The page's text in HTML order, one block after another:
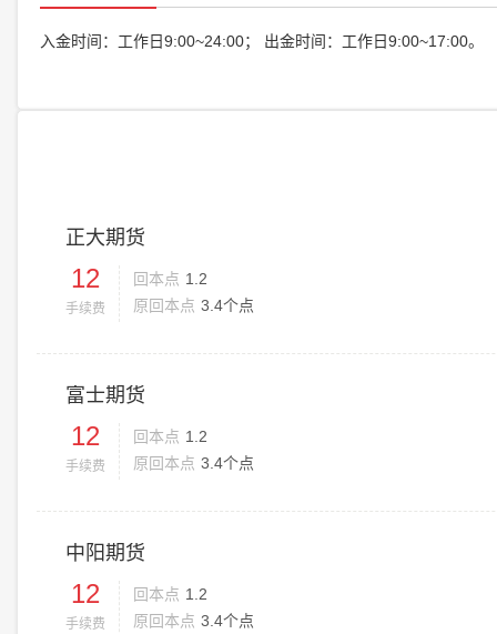
入金时间：工作日9:00~24:00； 出金时间：工作日9:00~17:00。
正大期货
12
手续费
回本点 1.2
原回本点 3.4个点
富士期货
12
手续费
回本点 1.2
原回本点 3.4个点
中阳期货
12
手续费
回本点 1.2
原回本点 3.4个点